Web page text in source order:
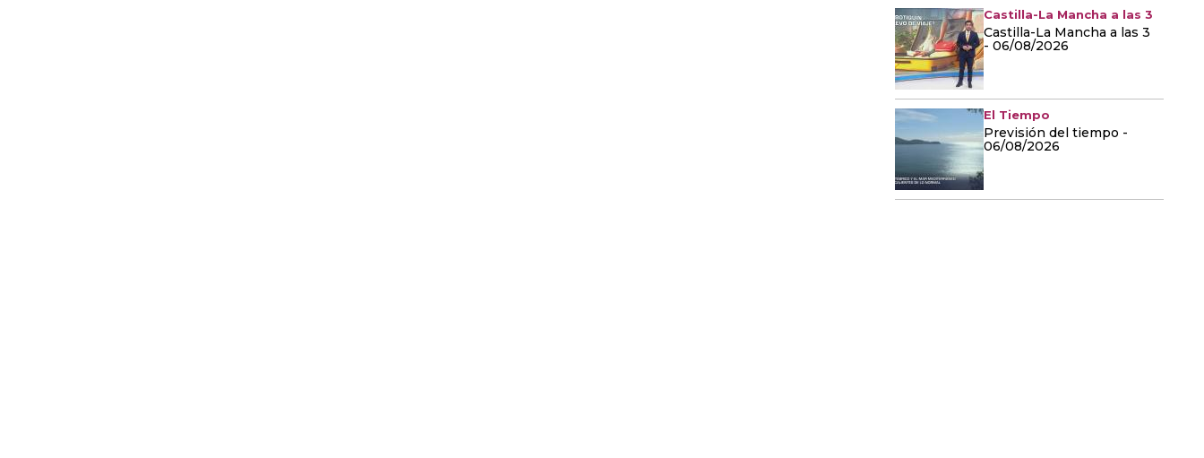
Castilla-La Mancha a las 3
Castilla-La Mancha a las 3
- 06/08/2026
El Tiempo
Previsión del tiempo -
06/08/2026